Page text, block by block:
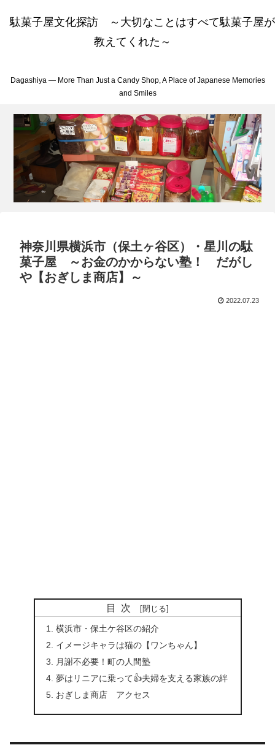
駄菓子屋文化探訪 ～大切なことはすべて駄菓子屋が
教えてくれた～
Dagashiya — More Than Just a Candy Shop, A Place of Japanese Memories
and Smiles
神奈川県横浜市（保土ヶ谷区）・星川の駄
菓子屋 ～お金のかからない塾！ だがし
や【おぎしま商店】～
2022.07.23
目次
横浜市・保土ケ谷区の紹介
イメージキャラは猫の【ワンちゃん】
月謝不必要！町の人間塾
夢はリニアに乗って👍夫婦を支える家族の絆
おぎしま商店 アクセス